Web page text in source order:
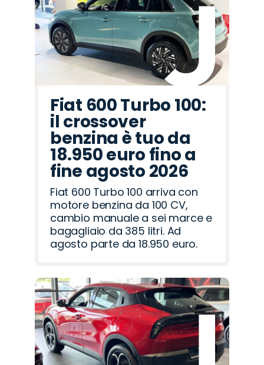
Rover
Romeo
Fiat 600 Turbo 100:
il crossover
benzina è tuo da
18.950 euro fino a
fine agosto 2026
Fiat 600 Turbo 100 arriva con
motore benzina da 100 CV,
cambio manuale a sei marce e
bagagliaio da 385 litri. Ad
agosto parte da 18.950 euro.